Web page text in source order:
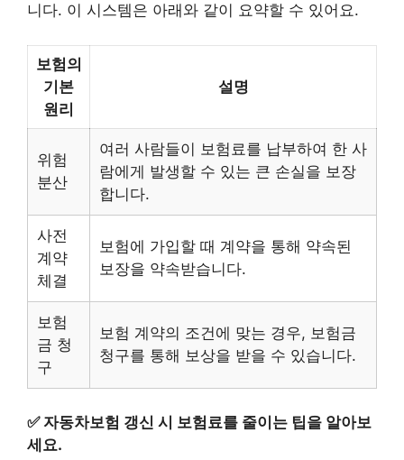
니다. 이 시스템은 아래와 같이 요약할 수 있어요.
보험의
기본
원리
설명
위험
분산
여러 사람들이 보험료를 납부하여 한 사
람에게 발생할 수 있는 큰 손실을 보장
합니다.
사전
계약
체결
보험에 가입할 때 계약을 통해 약속된
보장을 약속받습니다.
보험
금 청
구
보험 계약의 조건에 맞는 경우, 보험금
청구를 통해 보상을 받을 수 있습니다.
✅ 자동차보험 갱신 시 보험료를 줄이는 팁을 알아보
세요.